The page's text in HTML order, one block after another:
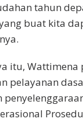
tahun
buat kita
itu, Wattimena
pelayanan